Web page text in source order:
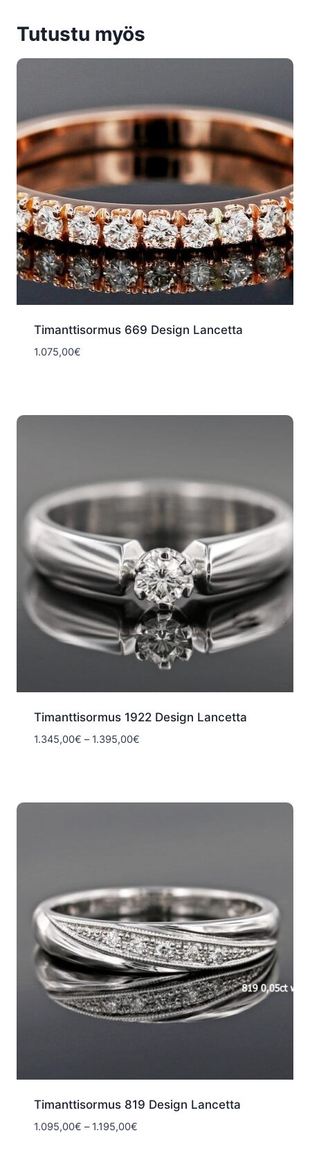
Tutustu myös
Timanttisormus 669 Design Lancetta
1.075,00€
Timanttisormus 1922 Design Lancetta
1.345,00€ – 1.395,00€Hintaluokka:
Timanttisormus 819 Design Lancetta
1.095,00€ – 1.195,00€Hintaluokka: